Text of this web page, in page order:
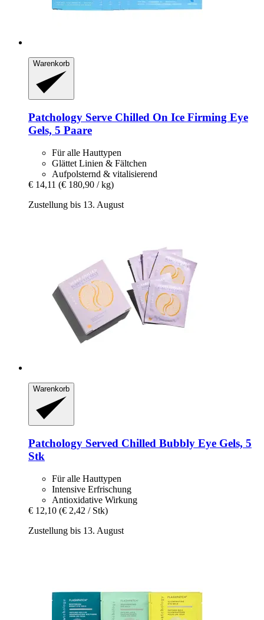
Warenkorb
Patchology Serve Chilled On Ice Firming Eye
Gels, 5 Paare
Für alle Hauttypen
Glättet Linien & Fältchen
Aufpolsternd & vitalisierend
€ 14,11 (€ 180,90 / kg)
Zustellung bis 13. August
Warenkorb
Patchology Served Chilled Bubbly Eye Gels, 5
Stk
Für alle Hauttypen
Intensive Erfrischung
Antioxidative Wirkung
€ 12,10 (€ 2,42 / Stk)
Zustellung bis 13. August